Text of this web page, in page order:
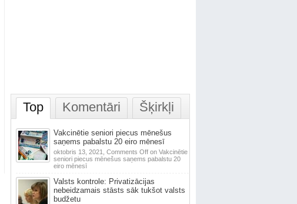
Top Komentāri Šķirkļi
Vakcinētie seniori piecus mēnešus
saņems pabalstu 20 eiro mēnesī
oktobris 13, 2021, Comments Offon Vakcinētie
seniori piecus mēnešus saņems pabalstu 20
eiro mēnesī
Valsts kontrole: Privatizācijas
nebeidzamais stāsts sāk tukšot valsts
budžetu